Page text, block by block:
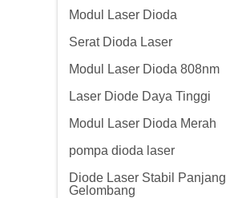
Modul Laser Dioda
Serat Dioda Laser
Modul Laser Dioda 808nm
Laser Diode Daya Tinggi
Modul Laser Dioda Merah
pompa dioda laser
Diode Laser Stabil Panjang
Gelombang